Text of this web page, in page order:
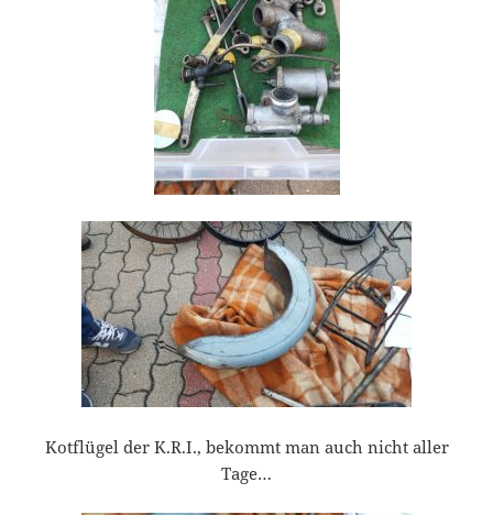
Kotflügel der K.R.I., bekommt man auch nicht aller
Tage…